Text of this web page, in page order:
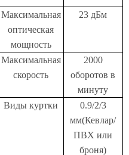
Максимальная
оптическая
мощность
23 дБм
Максимальная
скорость
2000
оборотов в
минуту
Виды куртки
0.9/2/3
мм(Кевлар/
ПВХ или
броня)